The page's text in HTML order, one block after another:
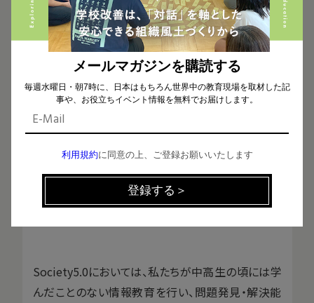
問題の適切な解決方法を考える」という、より高度な
「プログラミングを通じた問題解決」を学び、実践しま
これらの教育課程を踏まえ、大学入学共通テストの
問題が作られていく、と想像していただければと思
います。
全ての教科において「情報活用能力」を高める
ことを意識しよう
Society5.0においては、私たちが中高生の頃には学
んだことのない情報教育を行い、問題発見・解決能
メールマガジンを購読する
毎週水曜日・朝7時に、日本はもちろん世界中の教育現場を取材した記
事や、お役立ちイベント情報を無料でお届けします。
利用規約に同意の上、ご登録お願いいたします